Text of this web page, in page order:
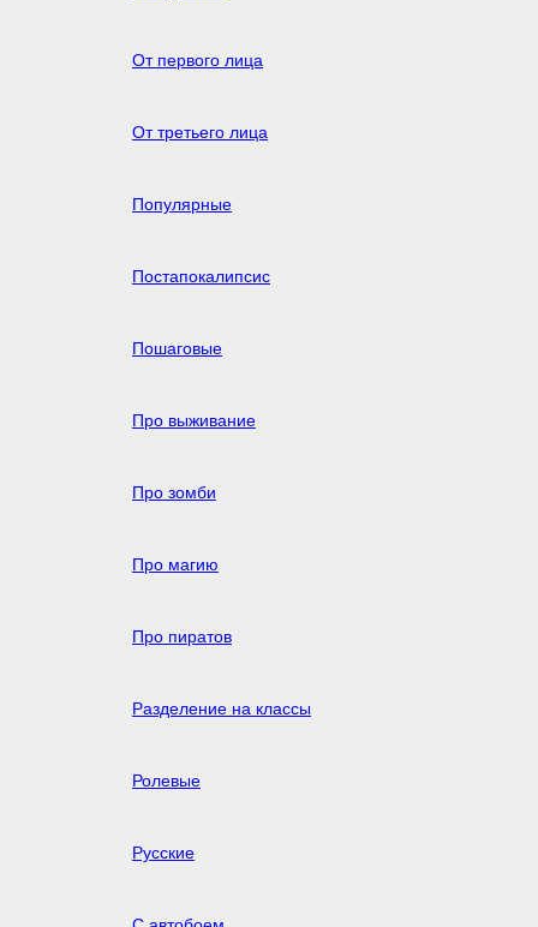
От первого лица
От третьего лица
Популярные
Постапокалипсис
Пошаговые
Про выживание
Про зомби
Про магию
Про пиратов
Разделение на классы
Ролевые
Русские